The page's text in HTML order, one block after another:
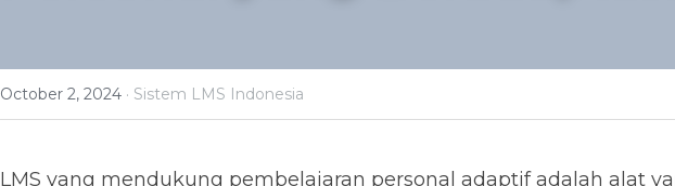
October 2, 2024 · Sistem LMS Indonesia
LMS yang mendukung pembelajaran personal adaptif adalah alat